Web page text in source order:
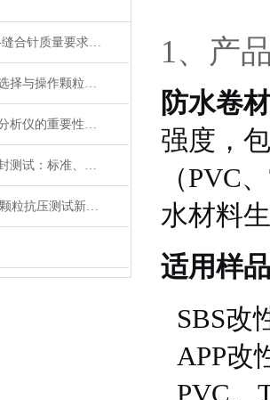
外科手术器械-缝合针质量要求及检测方法介绍
如何根据标准选择与操作颗粒压力测试仪
药品包装质构分析仪的重要性是什么
塑料包装袋密封测试：标准、方法与设备指南
BST-03：化肥颗粒抗压测试新标准，减少损失保障效果
1、产
防水卷
强度，
（PVC
水材料
适用样
SBS改
APP改
PVC、